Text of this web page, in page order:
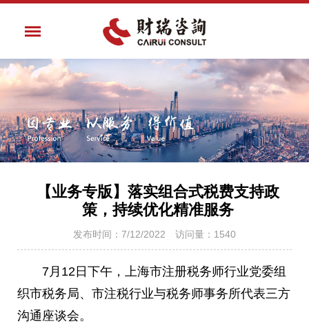
【业务专版】落实组合式税费支持政
策，持续优化精准服务
发布时间：7/12/2022 访问量：1540
7月12日下午，上海市注册税务师行业党委组
织市税务局、市注税行业与税务师事务所代表三方
沟通座谈会。